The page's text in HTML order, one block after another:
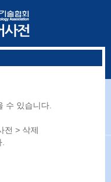
수 있습니다.
전 > 삭제